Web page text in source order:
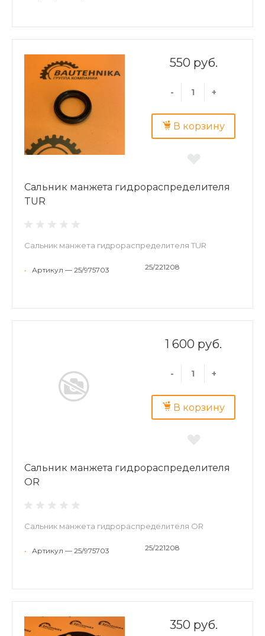
550 руб.
- +
В корзину
Сальник манжета гидрораспределителя
TUR
Сальник манжета гидрораспределителя TUR
• Артикул — 25/975703 25/221208
1 600 руб.
- +
В корзину
Сальник манжета гидрораспределителя
OR
Сальник манжета гидрораспределителя OR
• Артикул — 25/975703 25/221208
350 руб.